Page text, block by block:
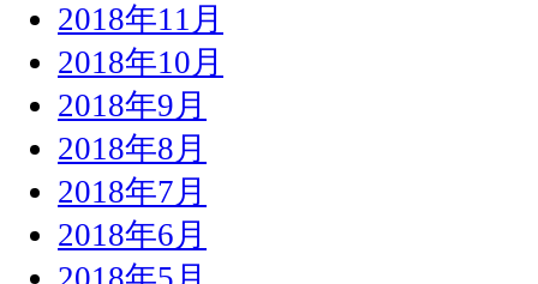
2018年11月
2018年10月
2018年9月
2018年8月
2018年7月
2018年6月